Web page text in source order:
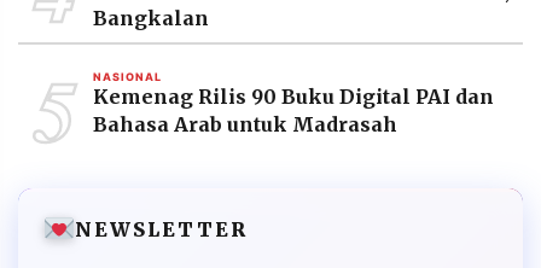
Bangkalan
5 NASIONAL
Kemenag Rilis 90 Buku Digital PAI dan
Bahasa Arab untuk Madrasah
NEWSLETTER